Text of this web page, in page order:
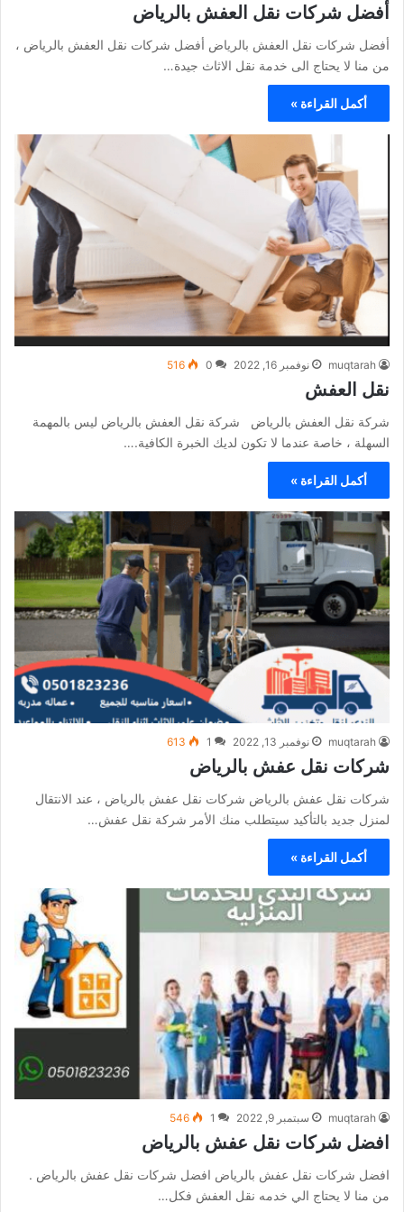
أفضل شركات نقل العفش بالرياض
أفضل شركات نقل العفش بالرياض أفضل شركات نقل العفش بالرياض ،
من منا لا يحتاج الى خدمة نقل الاثاث جيدة…
أكمل القراءة »
muqtarah نوفمبر 16, 2022 0
516
نقل العفش
شركة نقل العفش بالرياض شركة نقل العفش بالرياض ليس بالمهمة
السهلة ، خاصة عندما لا تكون لديك الخبرة الكافية.…
أكمل القراءة »
muqtarah نوفمبر 13, 2022 1
613
شركات نقل عفش بالرياض
شركات نقل عفش بالرياض شركات نقل عفش بالرياض ، عند الانتقال
لمنزل جديد بالتأكيد سيتطلب منك الأمر شركة نقل عفش…
أكمل القراءة »
muqtarah سبتمبر 9, 2022 1
546
افضل شركات نقل عفش بالرياض
افضل شركات نقل عفش بالرياض افضل شركات نقل عفش بالرياض .
من منا لا يحتاج الي خدمه نقل العفش فكل…